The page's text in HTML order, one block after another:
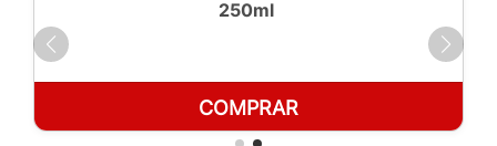
250ml
COMPRAR